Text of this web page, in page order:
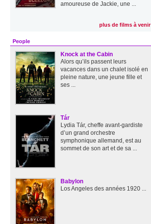
amoureuse de Jackie, une ...
plus de films à venir
People
Knock at the Cabin
Alors qu’ils passent leurs
vacances dans un chalet isolé en
pleine nature, une jeune fille et
ses ...
Tár
Lydia Tár, cheffe avant-gardiste
d’un grand orchestre
symphonique allemand, est au
sommet de son art et de sa ...
Babylon
Los Angeles des années 1920 ...